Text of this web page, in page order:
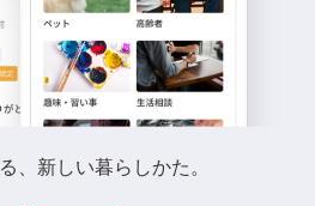
、新しい暮らしかた。